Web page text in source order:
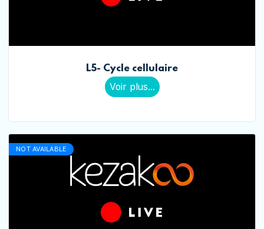
L5- Cycle cellulaire
Voir plus...
NOT AVAILABLE